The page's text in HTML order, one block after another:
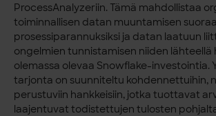
ProcessAnalyzeriin. Tämä mahdollistaa
toiminnallisen datan muuntamisen
prosessiparannuksiksi ja datan laatuun
ongelmien tunnistamisen niiden lähteellä
olemassa olevaa Snowflake-investointia.
tarjonta on suunniteltu kohdennettuihin,
perustuviin hankkeisiin, jotka tuottavat
laajentuvat todistettujen tulosten